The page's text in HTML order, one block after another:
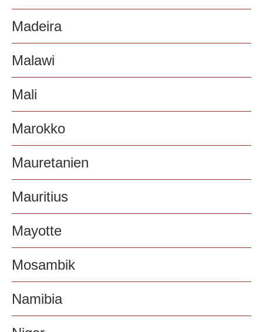
Madeira
Malawi
Mali
Marokko
Mauretanien
Mauritius
Mayotte
Mosambik
Namibia